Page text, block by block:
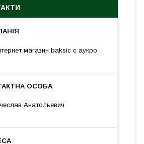
магазин baksic с аукро
Анатольевич